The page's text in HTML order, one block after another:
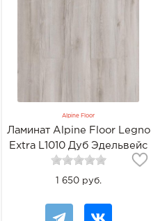
Alpine Floor
Ламинат Alpine Floor Legno
Extra L1010 Дуб Эдельвейс
1 650 руб.